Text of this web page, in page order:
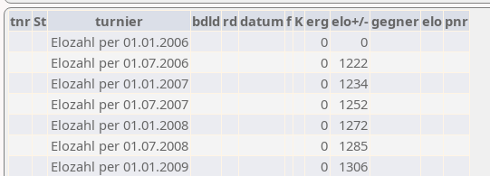
tnrSt turnier bdld rd datumf Kerg elo+/-gegnerelo pnr
Elozahl per 01.01.2006
0
0
Elozahl per 01.07.2006
0
1222
Elozahl per 01.01.2007
0
1234
Elozahl per 01.07.2007
0
1252
Elozahl per 01.01.2008
0
1272
Elozahl per 01.07.2008
0
1285
Elozahl per 01.01.2009
0
1306